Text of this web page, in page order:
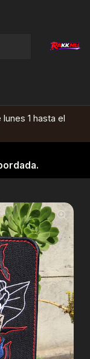
1 hasta el